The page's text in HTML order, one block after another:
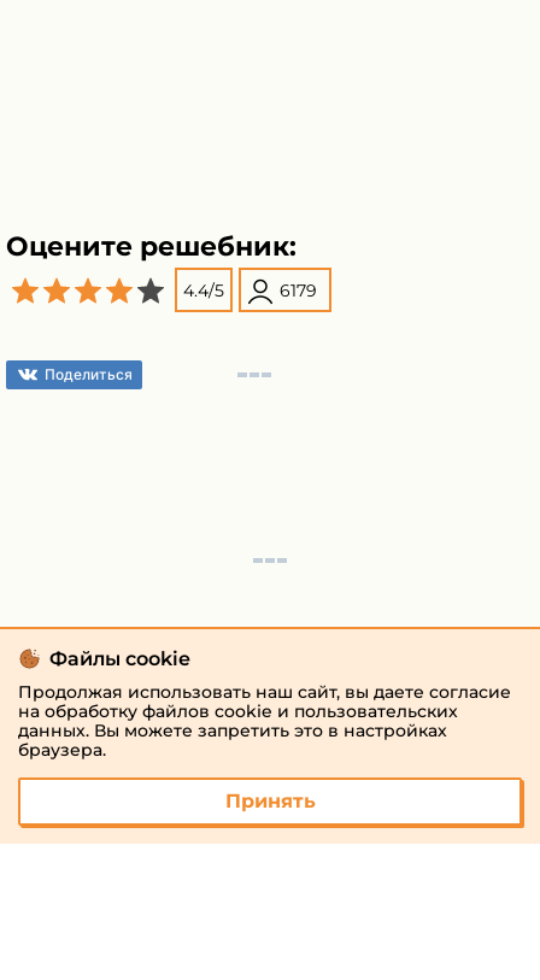
Оцените решебник:
4.4/5 6179
Поделиться
Файлы cookie
Продолжая использовать наш сайт, вы даете согласие
на обработку файлов cookie и пользовательских
данных. Вы можете запретить это в настройках
браузера.
Принять